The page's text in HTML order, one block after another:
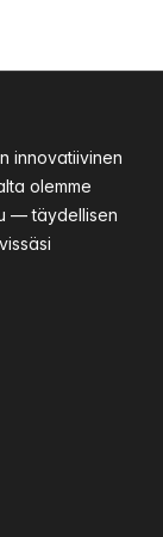
innovatiivinen
olemme
— täydellisen